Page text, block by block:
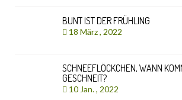
BUNT IST DER FRÜHLING
18 März , 2022
SCHNEEFLÖCKCHEN, WANN
GESCHNEIT?
10 Jan. , 2022